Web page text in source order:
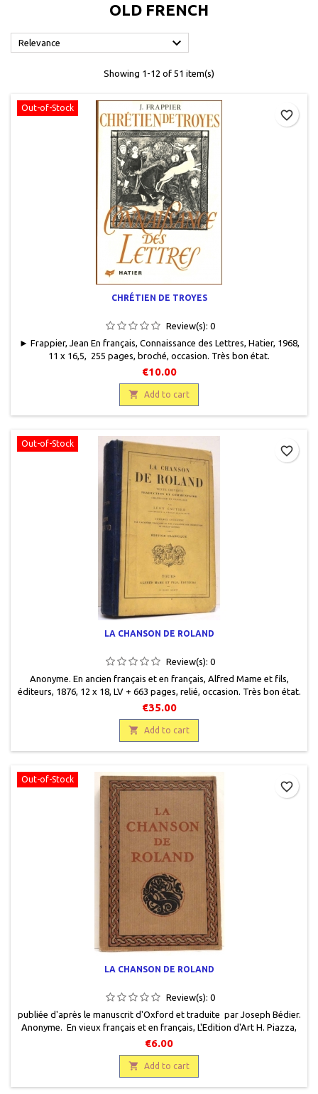
OLD FRENCH
Relevance 
Showing 1-12 of 51 item(s)
Out-of-Stock
CHRÉTIEN DE TROYES
Review(s): 0
► Frappier, Jean En français, Connaissance des Lettres, Hatier, 1968,
11 x 16,5, 255 pages, broché, occasion. Très bon état.
€10.00
 Add to cart
favorite_border
Out-of-Stock
LA CHANSON DE ROLAND
Review(s): 0
Anonyme. En ancien français et en français, Alfred Mame et fils,
éditeurs, 1876, 12 x 18, LV + 663 pages, relié, occasion. Très bon état.
Demi percaline bleu profond. Dos lisse avec fleurons, haut et bas
gravés à froid. Titres gravés or. Plats cartonnés jaunes imprimés,
coins émoussés. Très bon état intérieur .
€35.00
 Add to cart
favorite_border
Out-of-Stock
LA CHANSON DE ROLAND
Review(s): 0
publiée d'après le manuscrit d'Oxford et traduite par Joseph Bédier.
Anonyme. En vieux français et en français, L'Edition d'Art H. Piazza,
1930, 13 x 19, XV + 356 pages, broché, occasion. Bon état. Belle
impression sur vélin ivoire. Annotations discrètes en marge du texte
en vieux français sur une cinquantaine de pages.
€6.00
 Add to cart
favorite_border